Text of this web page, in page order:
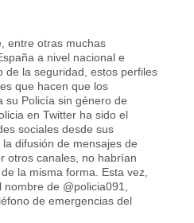
entre otras muchas
a nivel nacional e
de la seguridad, estos perfiles
que hacen que los
su Policía sin género de
en Twitter ha sido el
sociales desde sus
difusión de mensajes de
otros canales, no habrían
la misma forma. Esta vez,
nombre de @policia091,
de emergencias del